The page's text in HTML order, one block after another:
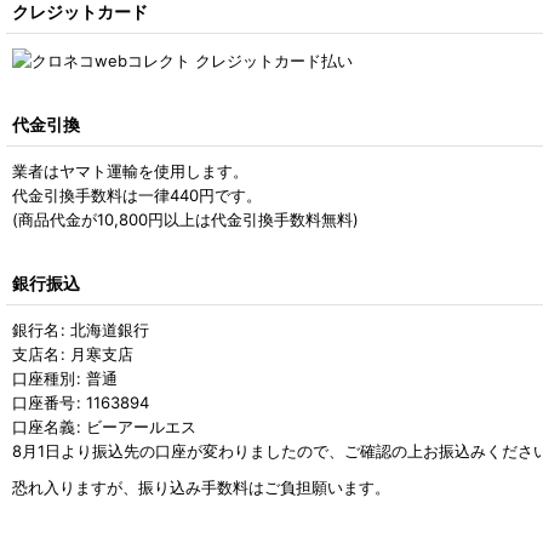
クレジットカード
代金引換
業者はヤマト運輸を使用します。
代金引換手数料は一律440円です。
(商品代金が10,800円以上は代金引換手数料無料)
銀行振込
銀行名 : 北海道銀行
支店名 : 月寒支店
口座種別: 普通
口座番号: 1163894
口座名義: ビーアールエス
8月1日より振込先の口座が変わりましたので、ご確認の上お振込みくださ
恐れ入りますが、振り込み手数料はご負担願います。